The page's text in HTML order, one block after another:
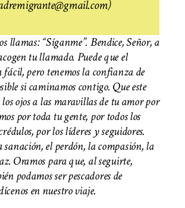
llamas: “Síganme”. Bendice, Señor, a
tu llamado. Puede que el
fácil, pero tenemos la confianza de
si caminamos contigo. Que este
ojos a las maravillas de tu amor por
por toda tu gente, por todos los
por los líderes y seguidores.
sanación, el perdón, la compasión, la
Oramos para que, al seguirte,
podamos ser pescadores de
en nuestro viaje.